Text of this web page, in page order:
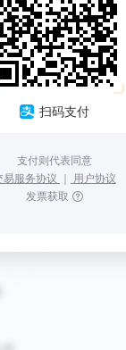
扫码支付
支付则代表同意
易服务协议 ｜ 用户协议
发票获取